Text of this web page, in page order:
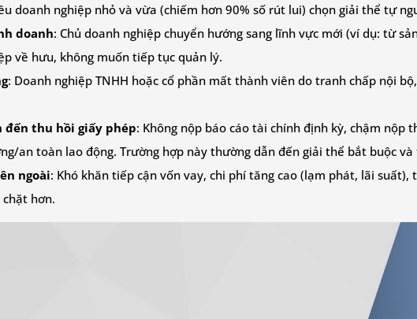
doanh nghiệp nhỏ và vừa (chiếm hơn 90% số rút lui) chọn giải thể tự
doanh: Chủ doanh nghiệp chuyển hướng sang lĩnh vực mới (ví dụ: từ
về hưu, không muốn tiếp tục quản lý.
: Doanh nghiệp TNHH hoặc cổ phần mất thành viên do tranh chấp nội
thu hồi giấy phép: Không nộp báo cáo tài chính định kỳ, chậm nộp
an toàn lao động. Trường hợp này thường dẫn đến giải thể bắt buộc
ngoài: Khó khăn tiếp cận vốn vay, chi phí tăng cao (lạm phát, lãi
hơn.